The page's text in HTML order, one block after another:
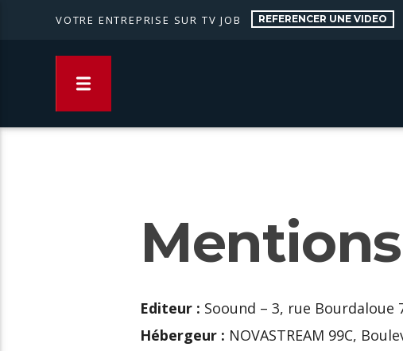
VOTRE ENTREPRISE SUR TV JOB REFERENCER UNE VIDEO
Editeur : Soound – 3, rue Bourdaloue
Hébergeur : NOVASTREAM 99C,